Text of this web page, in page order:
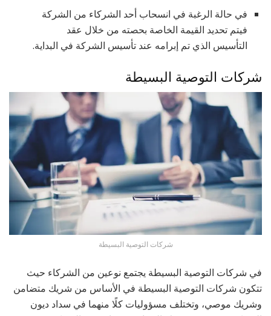
في حالة الرغبة في انسحاب أحد الشركاء من الشركة
فيتم تحديد القيمة الخاصة بحصته من خلال عقد
التأسيس الذي تم إبرامه عند تأسيس الشركة في البداية.
شركات التوصية البسيطة
شركات التوصية البسيطة
في شركات التوصية البسيطة يجتمع نوعين من الشركاء حيث
تتكون شركات التوصية البسيطة في الأساس من شريك متضامن
وشريك موصي، وتختلف مسؤوليات كلًا منهما في سداد ديون